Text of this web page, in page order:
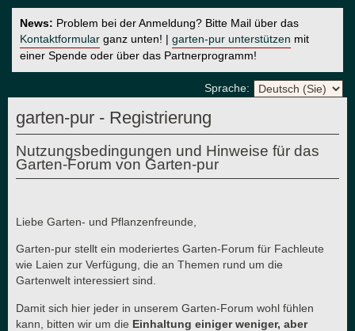
News: Problem bei der Anmeldung? Bitte Mail über das
Kontaktformular ganz unten! | garten-pur unterstützen mit
einer Spende oder über das Partnerprogramm!
Sprache:
garten-pur - Registrierung
Nutzungsbedingungen und Hinweise für das
Garten-Forum von Garten-pur
Liebe Garten- und Pflanzenfreunde,
Garten-pur stellt ein moderiertes Garten-Forum für Fachleute
wie Laien zur Verfügung, die an Themen rund um die
Gartenwelt interessiert sind.
Damit sich hier jeder in unserem Garten-Forum wohl fühlen
kann, bitten wir um die Einhaltung einiger weniger, aber